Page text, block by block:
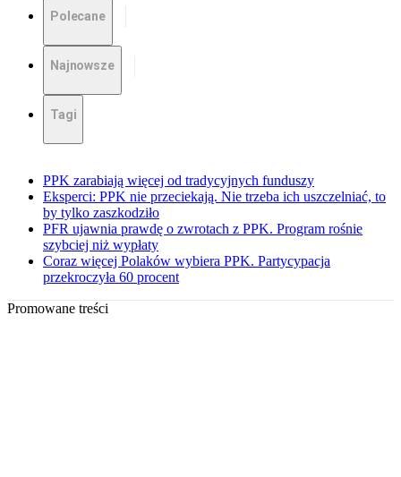
Polecane
Najnowsze
Tagi
PPK zarabiają więcej od tradycyjnych funduszy
Eksperci: PPK nie przeciekają. Nie trzeba ich uszczelniać, to
by tylko zaszkodziło
PFR ujawnia prawdę o zwrotach z PPK. Program rośnie
szybciej niż wypłaty
Coraz więcej Polaków wybiera PPK. Partycypacja
przekroczyła 60 procent
Promowane treści